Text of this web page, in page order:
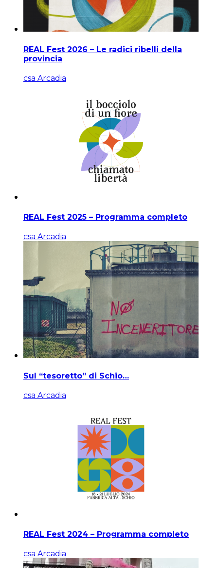
REAL Fest 2026 – Le radici ribelli della
provincia
csa Arcadia
REAL Fest 2025 – Programma completo
csa Arcadia
Sul “tesoretto” di Schio…
csa Arcadia
REAL Fest 2024 – Programma completo
csa Arcadia